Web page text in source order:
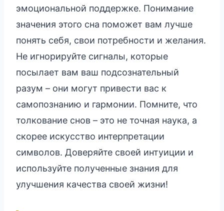
эмоциональной поддержке. Понимание
значения этого сна поможет вам лучше
понять себя, свои потребности и желания.
Не игнорируйте сигналы, которые
посылает вам ваш подсознательный
разум – они могут привести вас к
самопознанию и гармонии. Помните, что
толкование снов – это не точная наука, а
скорее искусство интерпретации
символов. Доверяйте своей интуиции и
используйте полученные знания для
улучшения качества своей жизни!